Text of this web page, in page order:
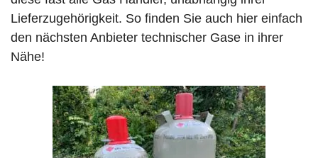
Lieferzugehörigkeit. So finden Sie auch hier einfach
den nächsten Anbieter technischer Gase in ihrer
Nähe!